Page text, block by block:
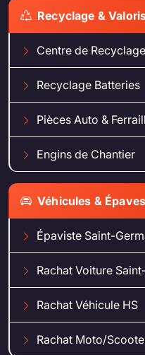
Recyclage &
Centre de Recyclage
Recyclage Batteries
Pièces Auto &
Engins de Chantier
Véhicules & Épaves
Épaviste Saint-
Rachat Voiture
Rachat Véhicule HS
Rachat Moto/